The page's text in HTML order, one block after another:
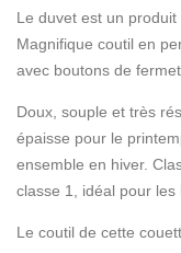
Le duvet est un
Magnifique coutil en
avec boutons de
Doux, souple et très
épaisse pour le
ensemble en hiver.
classe 1, idéal pour les
Le coutil de cette